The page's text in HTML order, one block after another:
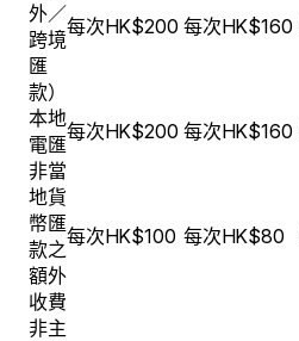
外／
跨境
匯
款）
每次HK$200 每次HK$160
本地
電匯
每次HK$200 每次HK$160
非當
地貨
幣匯
款之
額外
收費
每次HK$100 每次HK$80
非主